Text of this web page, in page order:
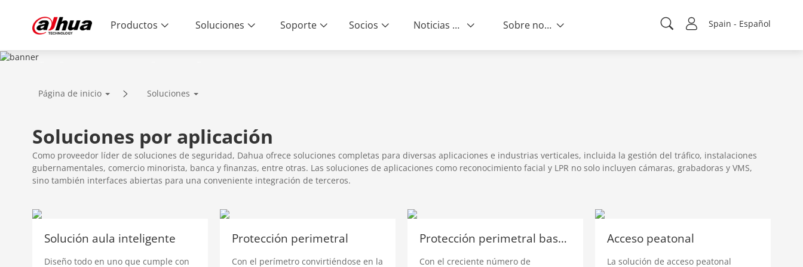
Spain - Español
Productos Soluciones Soporte Socios Noticias & Eventos Sobre nosotros
SOLUTIONS
Página de inicio Soluciones
Soluciones por aplicación
Como proveedor líder de soluciones de seguridad, Dahua ofrece soluciones completas para diversas aplicaciones e industrias verticales, incluida la gestión del tráfico, instalaciones
gubernamentales, comercio minorista, banca y finanzas, entre otras. Las soluciones de aplicaciones como reconocimiento facial y LPR no solo incluyen cámaras, grabadoras y VMS,
sino también interfaces abiertas para una conveniente integración de terceros.
Solución aula inteligente
Diseño todo en uno que cumple con
Protección perimetral
Con el perímetro convirtiéndose en la
Protección perimetral basada en radar
Con el creciente número de
Acceso peatonal
La solución de acceso peatonal